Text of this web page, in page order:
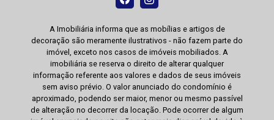
A Imobiliária informa que as mobílias e artigos de
decoração são meramente ilustrativos - não fazem parte do
imóvel, exceto nos casos de imóveis mobiliados. A
imobiliária se reserva o direito de alterar qualquer
informação referente aos valores e dados de seus imóveis
sem aviso prévio. O valor anunciado do condomínio é
aproximado, podendo ser maior, menor ou mesmo passível
de alteração no decorrer da locação. Pode ocorrer de algum